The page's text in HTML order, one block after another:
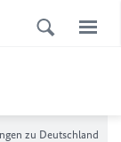
zu Deutschland